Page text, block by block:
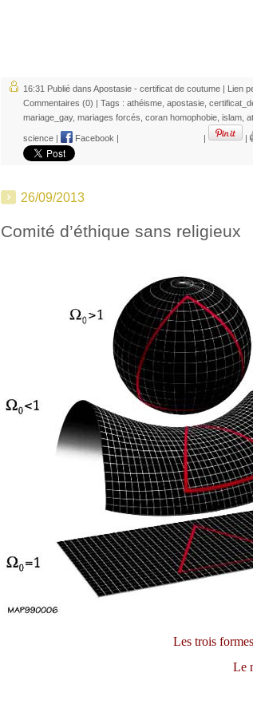
16:31 Publié dans Apostasie - certificat de coutume | Lien
Commentaires (0) | Tags : athéisme apostasie
mariage_gay, mariages forcés coran homophobie islam
science | Facebook | | |
26/09/2013
Comité d’éthique sans religieux
Les trois
Le